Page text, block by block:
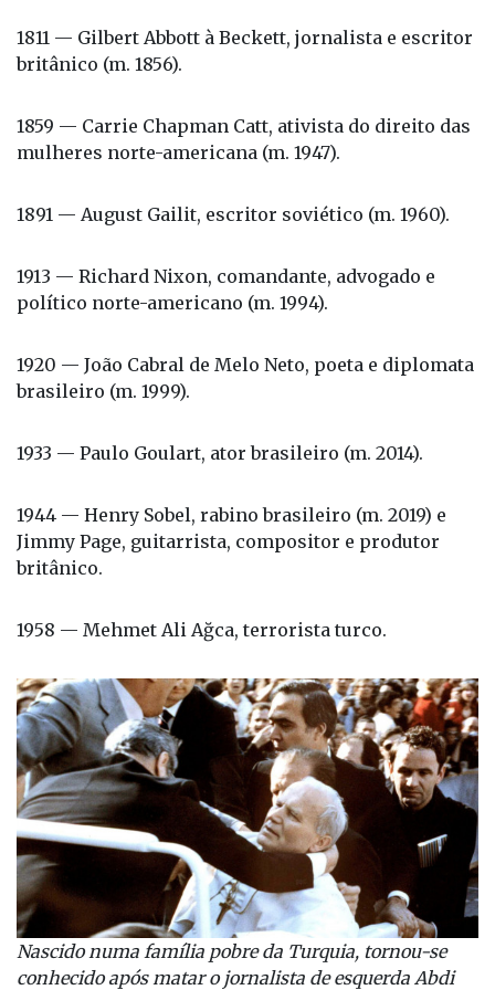
1811 — Gilbert Abbott à Beckett, jornalista e escritor
britânico (m. 1856).
1859 — Carrie Chapman Catt, ativista do direito das
mulheres norte-americana (m. 1947).
1891 — August Gailit, escritor soviético (m. 1960).
1913 — Richard Nixon, comandante, advogado e
político norte-americano (m. 1994).
1920 — João Cabral de Melo Neto, poeta e diplomata
brasileiro (m. 1999).
1933 — Paulo Goulart, ator brasileiro (m. 2014).
1944 — Henry Sobel, rabino brasileiro (m. 2019) e
Jimmy Page, guitarrista, compositor e produtor
britânico.
1958 — Mehmet Ali Ağca, terrorista turco.
Nascido numa família pobre da Turquia, tornou-se
conhecido após matar o jornalista de esquerda Abdi